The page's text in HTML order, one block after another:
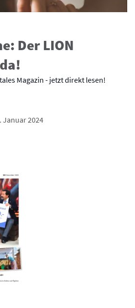
Der LION
Magazin - jetzt direkt lesen!
Januar 2024